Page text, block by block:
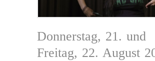
Donnerstag, 21. und
Freitag, 22. August